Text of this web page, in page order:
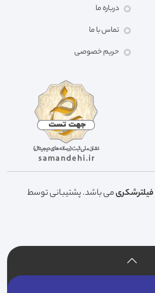
درباره ما
تماس با ما
حریم خصوصی
فیلترشکریمی باشد. پشتیبانی توسط